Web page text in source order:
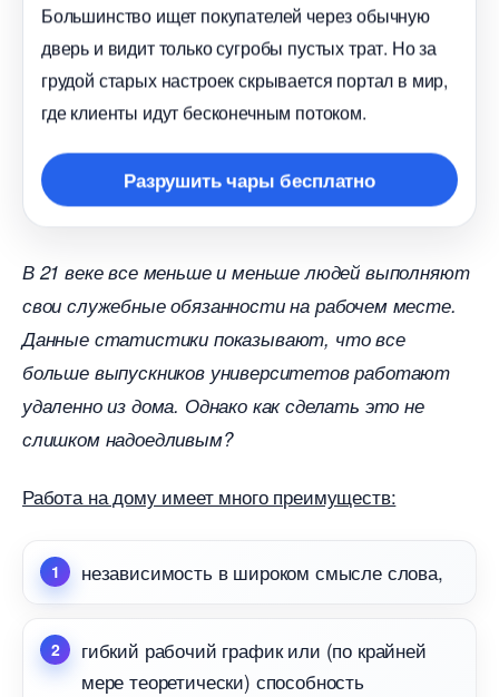
Большинство ищет покупателей через обычную
дверь и видит только сугробы пустых трат. Но за
рудой старых настроек скрывается портал в мир,
де клиенты идут бесконечным потоком.
Разрушить чары бесплатно
21 веке все меньше и меньше людей выполняют
свои служебные обязанности на рабочем месте.
Данные статистики показывают, что все
ольше выпускников университетов работают
удаленно из дома. Однако как сделать это не
слишком надоедливым?
Работа на дому имеет много преимуществ:
независимость в широком смысле слова,
ибкий рабочий график или (по крайней
мере теоретически) способность